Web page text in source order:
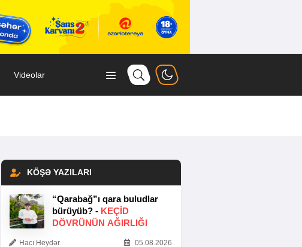
Videolar
KÖŞƏ YAZILARI
“Qarabağ”ı qara buludlar
bürüyüb? - KEÇID
DÖVRÜNÜN AĞIRLIĞI
Hacı Heydər 05.08.2026